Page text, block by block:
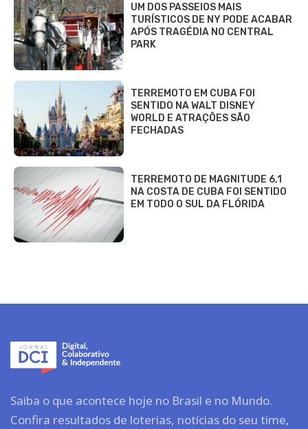
UM DOS PASSEIOS MAIS
TURÍSTICOS DE NY PODE ACABAR
APÓS TRAGÉDIA NO CENTRAL
PARK
TERREMOTO EM CUBA FOI
SENTIDO NA WALT DISNEY
WORLD E ATRAÇÕES SÃO
FECHADAS
TERREMOTO DE MAGNITUDE 6,1
NA COSTA DE CUBA FOI SENTIDO
EM TODO O SUL DA FLÓRIDA
Saiba o que acontece hoje no Brasil e no Mundo.
Confira resultados de loterias, notícias do seu time,